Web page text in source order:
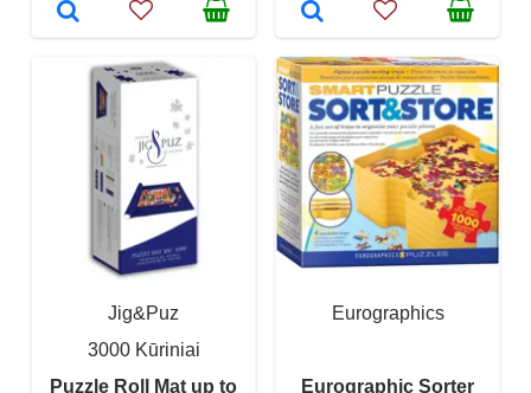
Jig&Puz
3000 Kūriniai
Puzzle Roll Mat up to
Eurographics
Eurographic Sorter